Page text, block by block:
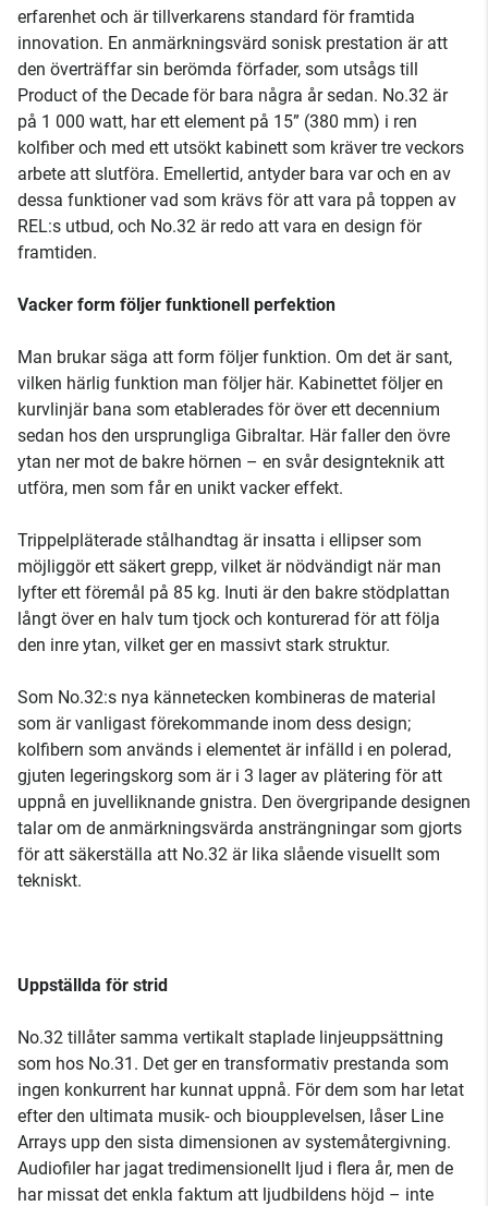
erfarenhet och är tillverkarens standard för framtida
innovation. En anmärkningsvärd sonisk prestation är att
den överträffar sin berömda förfader, som utsågs till
Product of the Decade för bara några år sedan. No.32 är
på 1 000 watt, har ett element på 15” (380 mm) i ren
kolfiber och med ett utsökt kabinett som kräver tre veckors
arbete att slutföra. Emellertid, antyder bara var och en av
dessa funktioner vad som krävs för att vara på toppen av
REL:s utbud, och No.32 är redo att vara en design för
framtiden.
Vacker form följer funktionell perfektion
Man brukar säga att form följer funktion. Om det är sant,
vilken härlig funktion man följer här. Kabinettet följer en
kurvlinjär bana som etablerades för över ett decennium
sedan hos den ursprungliga Gibraltar. Här faller den övre
ytan ner mot de bakre hörnen – en svår designteknik att
utföra, men som får en unikt vacker effekt.
Trippelpläterade stålhandtag är insatta i ellipser som
möjliggör ett säkert grepp, vilket är nödvändigt när man
lyfter ett föremål på 85 kg. Inuti är den bakre stödplattan
långt över en halv tum tjock och konturerad för att följa
den inre ytan, vilket ger en massivt stark struktur.
Som No.32:s nya kännetecken kombineras de material
som är vanligast förekommande inom dess design;
kolfibern som används i elementet är infälld i en polerad,
gjuten legeringskorg som är i 3 lager av plätering för att
uppnå en juvelliknande gnistra. Den övergripande designen
talar om de anmärkningsvärda ansträngningar som gjorts
för att säkerställa att No.32 är lika slående visuellt som
tekniskt.
Uppställda för strid
No.32 tillåter samma vertikalt staplade linjeuppsättning
som hos No.31. Det ger en transformativ prestanda som
ingen konkurrent har kunnat uppnå. För dem som har letat
efter den ultimata musik- och bioupplevelsen, låser Line
Arrays upp den sista dimensionen av systemåtergivning.
Audiofiler har jagat tredimensionellt ljud i flera år, men de
har missat det enkla faktum att ljudbildens höjd – inte